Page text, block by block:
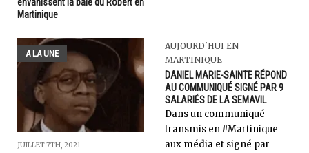
envahissent la baie du Robert en
Martinique
A LA UNE
JUILLET 7TH, 2021
AUJOURD'HUI EN
MARTINIQUE
DANIEL MARIE-SAINTE RÉPOND
AU COMMUNIQUÉ SIGNÉ PAR 9
SALARIÉS DE LA SEMAVIL
Dans un communiqué
transmis en #Martinique
aux média et signé par